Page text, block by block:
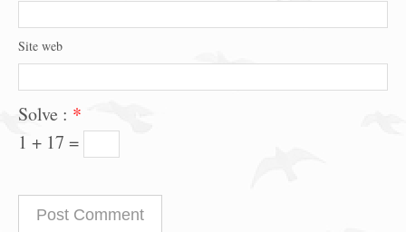
Site web
Solve : *
1 + 17 =